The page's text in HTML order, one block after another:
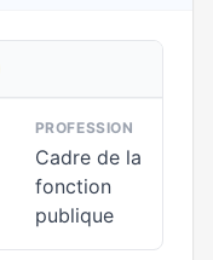
PROFESSION
Cadre de la
fonction
publique